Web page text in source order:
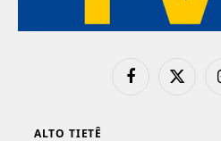
FacebookX
ALTO TIETÊ